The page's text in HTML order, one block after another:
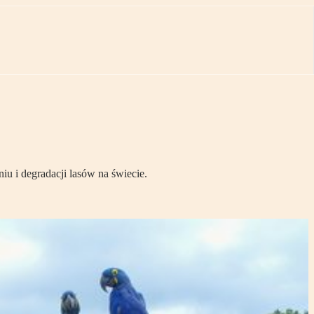
i degradacji lasów na świecie.